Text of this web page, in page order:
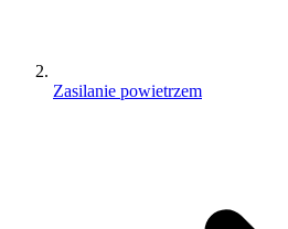
Zasilanie powietrzem